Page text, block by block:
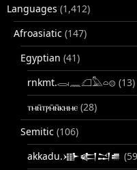
Languages (1,412)
Afroasiatic (147)
Egyptian (41)
rnkmt.𓂋𓏺𓈖𓆎𓅓𓏏𓊖 (13)
ⲧⲙⲛ̄ⲧⲣⲙ̄ⲛ̄ⲕⲏⲙⲉ (28)
Semitic (106)
akkadu.𒀝𒅗𒁺𒌑